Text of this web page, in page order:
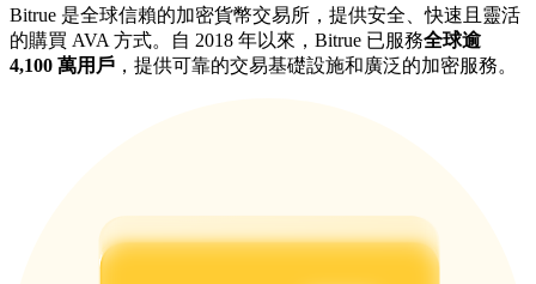
邀請朋友獲得現金獎勵
Bitrue 是全球信賴的加密貨幣交易所，提供安全、快速且靈活
的購買 AVA 方式。自 2018 年以來，Bitrue 已服務全球逾
4,100 萬用戶 ，提供可靠的交易基礎設施和廣泛的加密服務。